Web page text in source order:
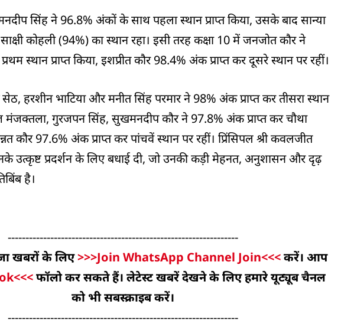
सिंह ने 96.8% अंकों के साथ पहला स्थान प्राप्त किया, उसके बाद सान्या
कोहली (94%) का स्थान रहा। इसी तरह कक्षा 10 में जनजोत कौर ने
स्थान प्राप्त किया, इशप्रीत कौर 98.4% अंक प्राप्त कर दूसरे स्थान पर रहीं।
हरशीन भाटिया और मनीत सिंह परमार ने 98% अंक प्राप्त कर तीसरा स्थान
मंजक्तला, गुरजपन सिंह, सुखमनदीप कौर ने 97.8% अंक प्राप्त कर चौथा
कौर 97.6% अंक प्राप्त कर पांचवें स्थान पर रहीं। प्रिंसिपल श्री कवलजीत
उत्कृष्ट प्रदर्शन के लिए बधाई दी, जो उनकी कड़ी मेहनत, अनुशासन और दृढ़
है।
-----------------------------------------------------------------
खबरों के लिए>>>Join WhatsApp Channel Join<<<करें। आप
फॉलो कर सकते हैं। लेटेस्ट खबरें देखने के लिए हमारे यूट्यूब चैनल
को भी सबस्क्राइब करें।
-----------------------------------------------------------------